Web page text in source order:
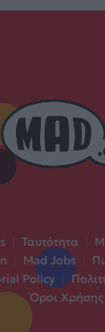
Ταυτότητα
Mad Jobs
Policy
Όροι Χρήσης